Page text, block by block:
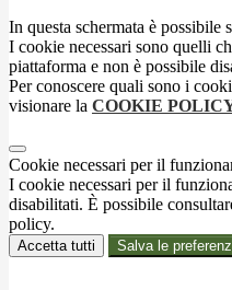
In questa schermata è possibile
I cookie necessari sono quelli
piattaforma e non è possibile
Per conoscere quali sono i
visionare la COOKIE
Cookie necessari per il
I cookie necessari per il
disabilitati. È possibile
policy.
Accetta tutti Salva le